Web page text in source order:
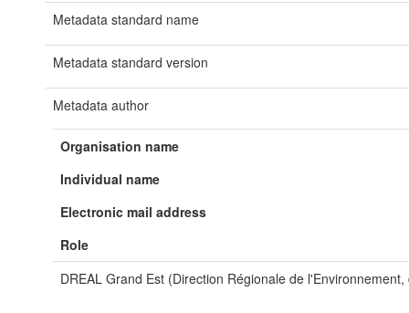
Metadata standard name
Metadata standard version
Metadata author
Organisation name
Individual name
Electronic mail address
Role
DREAL Grand Est (Direction Régionale de